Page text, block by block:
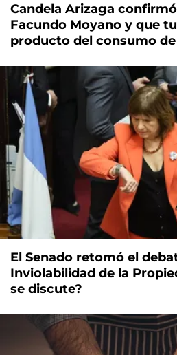
Candela Arizaga
Facundo Moyano y que
producto del consumo
El Senado retomó el
Inviolabilidad de la
se discute?